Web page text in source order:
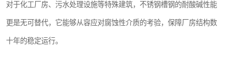
对于化工厂房、污水处理设施等特殊建筑，不锈钢槽钢的耐酸碱性能
更是无可替代，它能够从容应对腐蚀性介质的考验，保障厂房结构数
十年的稳定运行。